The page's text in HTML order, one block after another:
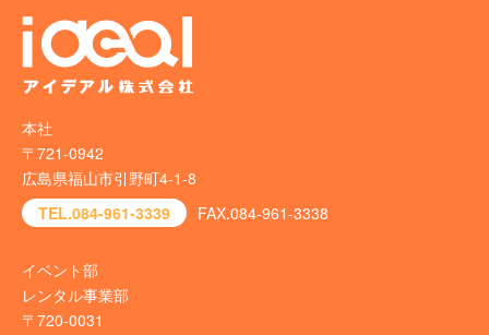
本社
〒721-0942
広島県福山市引野町4-1-8
TEL.084-961-3339
FAX.084-961-3338
イベント部
レンタル事業部
〒720-0031